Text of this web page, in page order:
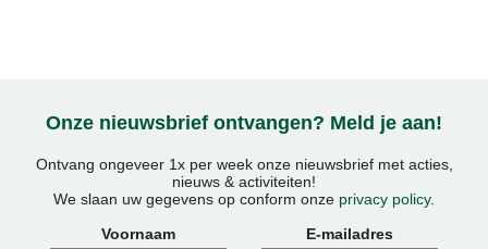
Onze nieuwsbrief ontvangen? Meld je aan!
Ontvang ongeveer 1x per week onze nieuwsbrief met acties,
nieuws & activiteiten!
We slaan uw gegevens op conform onze privacy policy.
Voornaam
E-mailadres